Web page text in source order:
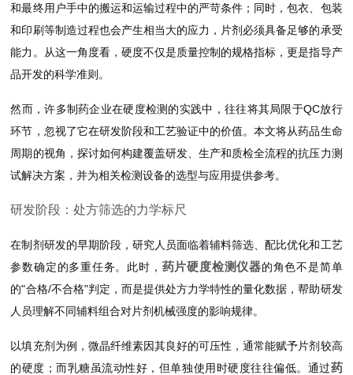
和最终用户手中的搬运和运输过程中的严苛条件；同时，包衣、包装
和印刷等制造过程也会产生相当大的应力，片剂必须具备足够的承受
能力。从这一角度看，硬度不仅是质量控制的规格指标，更是指导产
品开发的科学准则。
然而，许多制药企业在硬度检测的实践中，往往将其局限于QC放行
环节，忽视了它在研发阶段和工艺验证中的价值。本文将从药品生命
周期的视角，探讨如何构建覆盖研发、生产和质检全流程的抗压力测
试解决方案，并为相关检测设备的选型与应用提供参考。
研发阶段：处方筛选的力学标尺
在制剂研发的早期阶段，研究人员面临着辅料筛选、配比优化和工艺
参数确定的多重任务。此时， 药片硬度检测仪器的角色不是简单
的"合格/不合格"判定，而是提供处方力学特性的量化数据，帮助研发
人员理解不同辅料组合对片剂机械强度的影响规律。
以填充剂为例，微晶纤维素因其良好的可压性，通常能赋予片剂较高
的硬度；而乳糖虽流动性好，但单独使用时硬度往往偏低。通过药